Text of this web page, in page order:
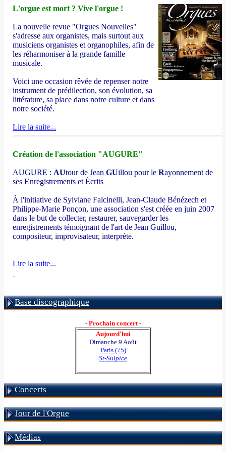
L'orgue est mort ? Vive l'orgue !
La nouvelle revue "Orgues Nouvelles"
s'adresse aux organistes, mais surtout aux
musiciens organistes et organophiles, afin de
les réharmoniser à la grande famille
musicale.
Voici une occasion rêvée de repenser notre
instrument de prédilection, son évolution, sa
littérature, sa place dans notre culture et dans
notre société.
Lire la suite...
Création de l'association "AUGURE"
AUGURE : AUtour de Jean GUillou pour le Rayonnement de
ses Enregistrements et Écrits
À l'initiative de Sylviane Falcinelli, Jean-Claude Bénézech et
Philippe-Marie Ponçon, une association s'est créée en juin 2007
dans le but de collecter, restaurer, sauvegarder les
enregistrements témoignant de l'art de Jean Guillou,
compositeur, improvisateur, interprète.
Lire la suite...
Base discographique
- Prochain concert -
Aujourd'hui
Dimanche 9 Août
Paris (75)
St-Sulpice
Concerts
Jour de l'Orgue
Médias